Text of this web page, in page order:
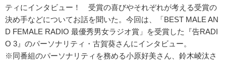
ティにインタビュー！ 受賞の喜びやそれぞれが考える受賞の
決め手などについてお話を聞いた。今回は、「BEST MALE AN
D FEMALE RADIO 最優秀男女ラジオ賞」を受賞した『告RADI
O 3』のパーソナリティ・古賀葵さんにインタビュー。
※同番組のパーソナリティを務める小原好美さん、鈴木崚汰さ